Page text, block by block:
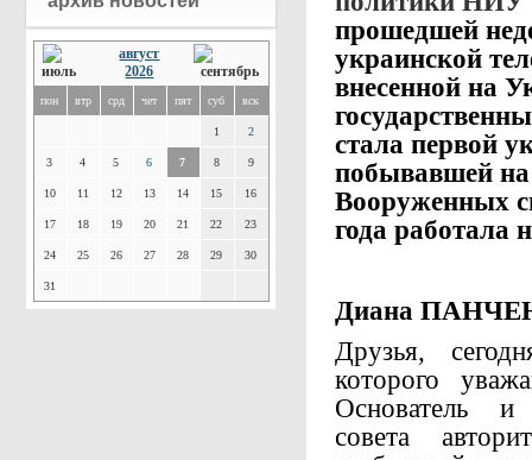
август
2026
пон втр срд чет пят суб вск
1 2
3 4 5 6 7 8 9
10 11 12 13 14 15 16
17 18 19 20 21 22 23
24 25 26 27 28 29 30
31
прошедшей
украинской
внесенной на
стала первой
побывавшей на
Вооруженных
года работала
Диана
Друзья,
которого
Основатель и
совета